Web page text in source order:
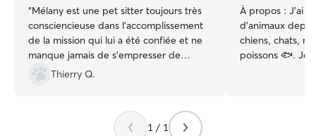
“Mélany est une pet sitter toujours très
consciencieuse dans l'accomplissement
de la mission qui lui a été confiée et ne
manque jamais de s'empresser de
répondre aux besoins de l'animal qui lui
a été confié. Elle est indéniablement une
prestation ne peut que me conduire à
dire que je suis plus que pleinement
Thierry Q.
À propos : J'ai
d'animaux
chiens, chats,
poissons 🐟. Je
1 / 1